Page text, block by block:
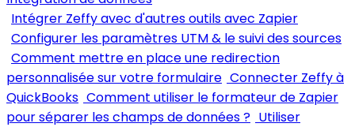
Intégrer Zeffy avec d'autres outils avec Zapier
Configurer les paramètres UTM & le suivi des sources
Comment mettre en place une redirection
personnalisée sur votre formulaire Connecter Zeffy à
QuickBooks Comment utiliser le formateur de Zapier
pour séparer les champs de données ? Utiliser